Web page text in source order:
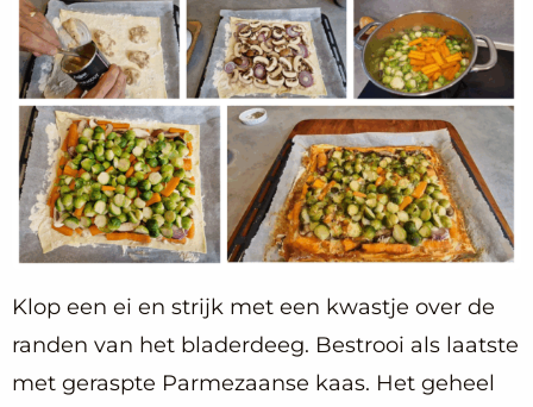
Klop een ei en strijk met een kwastje over de
randen van het bladerdeeg. Bestrooi als laatste
met geraspte Parmezaanse kaas. Het geheel